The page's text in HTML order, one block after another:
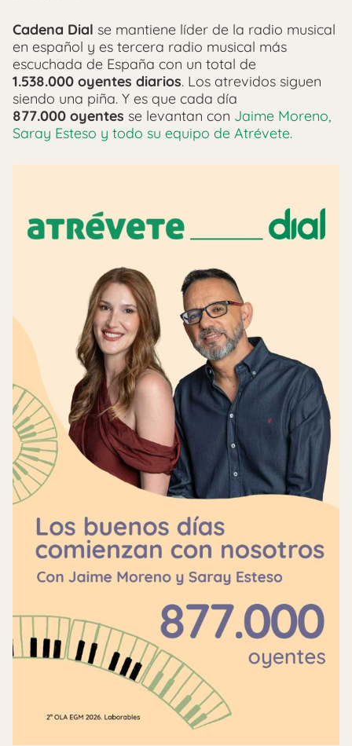
Cadena Dial se mantiene líder de la radio musical
en español y es tercera radio musical más
escuchada de España con un total de
1.538.000 oyentes diarios. Los atrevidos siguen
siendo una piña. Y es que cada día
877.000 oyentes se levantan con Jaime Moreno,
Saray Esteso y todo su equipo de Atrévete.